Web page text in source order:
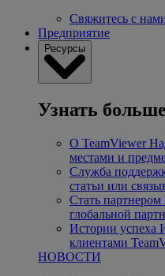
Свяжитесь с
Предприятие
Ресурсы
Узнать
О TeamViewer
местами и
Служба
статьи или
Стать партнером
глобальной
Истории успеха
клиентами
НОВОСТИ